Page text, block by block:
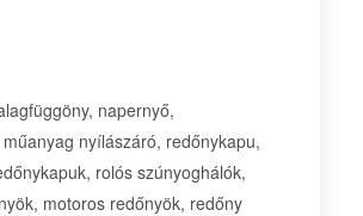
napernyő,
nyílászáró, redőnykapu,
rolós szúnyoghálók,
motoros redőnyök, redőny